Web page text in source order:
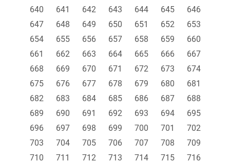
640 641 642 643 644 645
646
647
648 649 650 651 652
653
654
655 656 657 658 659
660
661
662 663 664 665 666
667
668
669 670 671 672 673
674
675
676 677 678 679 680
681
682
683 684 685 686 687
688
689
690 691 692 693 694
695
696
697 698 699 700 701
702
703
704 705 706 707 708
709
710
711 712 713 714 715
716